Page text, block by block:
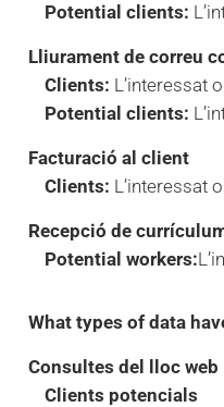
Potential clients:
Lliurament de correu
Clients: L’interessat
Potential clients:
Facturació al client
Clients: L’interessat
Recepció de
Potential workers:
What types of data
Consultes del lloc web
Clients potencials